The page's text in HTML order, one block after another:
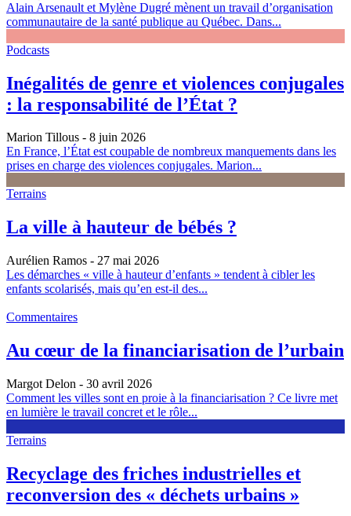
Alain Arsenault et Mylène Dugré mènent un travail d’organisation
communautaire de la santé publique au Québec. Dans...
Podcasts
Inégalités de genre et violences conjugales
: la responsabilité de l’État ?
Marion Tillous - 8 juin 2026
En France, l’État est coupable de nombreux manquements dans les
prises en charge des violences conjugales. Marion...
Terrains
La ville à hauteur de bébés ?
Aurélien Ramos - 27 mai 2026
Les démarches « ville à hauteur d’enfants » tendent à cibler les
enfants scolarisés, mais qu’en est-il des...
Commentaires
Au cœur de la financiarisation de l’urbain
Margot Delon - 30 avril 2026
Comment les villes sont en proie à la financiarisation ? Ce livre met
en lumière le travail concret et le rôle...
Terrains
Recyclage des friches industrielles et
reconversion des « déchets urbains »